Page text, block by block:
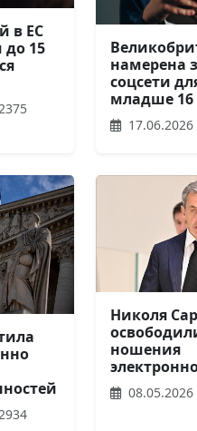
в ЕС
до 15
намерена
соцсети
младше 16
Николя
ношения